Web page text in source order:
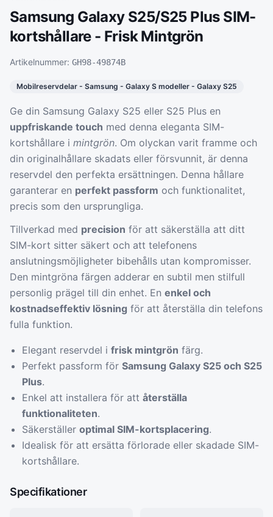
Samsung Galaxy S25/S25 Plus SIM-
kortshållare - Frisk Mintgrön
Artikelnummer: GH98-49874B
Mobilreservdelar - Samsung - Galaxy S modeller - Galaxy S25
Ge din Samsung Galaxy S25 eller S25 Plus en
uppfriskande touch med denna eleganta SIM-
kortshållare i mintgrön. Om olyckan varit framme och
din originalhållare skadats eller försvunnit, är denna
reservdel den perfekta ersättningen. Denna hållare
garanterar en perfekt passform och funktionalitet,
precis som den ursprungliga.
Tillverkad med precision för att säkerställa att ditt
SIM-kort sitter säkert och att telefonens
anslutningsmöjligheter bibehålls utan kompromisser.
Den mintgröna färgen adderar en subtil men stilfull
personlig prägel till din enhet. En enkel och
kostnadseffektiv lösning för att återställa din telefons
fulla funktion.
Elegant reservdel i frisk mintgrön färg.
Perfekt passform för Samsung Galaxy S25 och S25
Plus.
Enkel att installera för att återställa
funktionaliteten.
Säkerställer optimal SIM-kortsplacering.
Idealisk för att ersätta förlorade eller skadade SIM-
kortshållare.
Specifikationer